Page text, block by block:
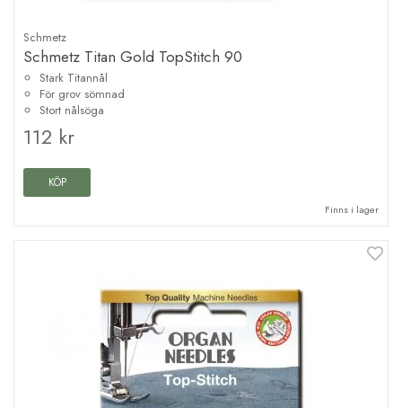
Schmetz
Schmetz Titan Gold TopStitch 90
Stark Titannål
För grov sömnad
Stort nålsöga
112 kr
KÖP
Finns i lager